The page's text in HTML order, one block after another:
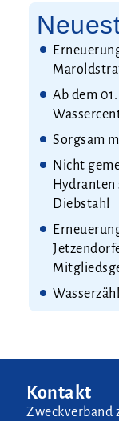
Ab dem
Sorgsam
Nicht
Diebstahl
Kontakt
Zweckverband